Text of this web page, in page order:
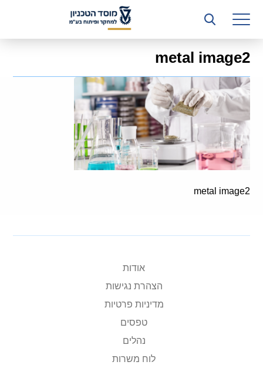
רשות המחקר
היחידה העסקית (T3)
קשרי תעשייה
ביה”ס ללימודי המשך
המכון הישראלי לטכנולוגיות ייצור חומרים
משאבי אנוש
כספים וכלכלה
metal image2
metal image2
אודות
הצהרת נגישות
מדיניות פרטיות
טפסים
נהלים
לוח משרות